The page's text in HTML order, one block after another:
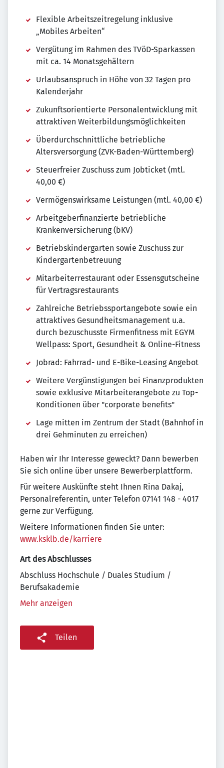
Flexible Arbeitszeitregelung inklusive
„Mobiles Arbeiten“
Vergütung im Rahmen des TVöD-Sparkassen
mit ca. 14 Monatsgehältern
Urlaubsanspruch in Höhe von 32 Tagen pro
Kalenderjahr
Zukunftsorientierte Personalentwicklung mit
attraktiven Weiterbildungsmöglichkeiten
Überdurchschnittliche betriebliche
Altersversorgung (ZVK-Baden-Württemberg)
Steuerfreier Zuschuss zum Jobticket (mtl.
40,00 €)
Vermögenswirksame Leistungen (mtl. 40,00 €)
Arbeitgeberfinanzierte betriebliche
Krankenversicherung (bKV)
Betriebskindergarten sowie Zuschuss zur
Kindergartenbetreuung
Mitarbeiterrestaurant oder Essensgutscheine
für Vertragsrestaurants
Zahlreiche Betriebssportangebote sowie ein
attraktives Gesundheitsmanagement u.a.
durch bezuschusste Firmenfitness mit EGYM
Wellpass: Sport, Gesundheit & Online-Fitness
Jobrad: Fahrrad- und E-Bike-Leasing Angebot
Weitere Vergünstigungen bei Finanzprodukten
sowie exklusive Mitarbeiterangebote zu Top-
Konditionen über "corporate benefits"
Lage mitten im Zentrum der Stadt (Bahnhof in
drei Gehminuten zu erreichen)
Haben wir Ihr Interesse geweckt? Dann bewerben
Sie sich online über unsere Bewerberplattform.
Für weitere Auskünfte steht Ihnen Rina Dakaj,
Personalreferentin, unter Telefon 07141 148 - 4017
gerne zur Verfügung.
Weitere Informationen finden Sie unter:
www.ksklb.de/karriere
Art des Abschlusses
Abschluss Hochschule / Duales Studium /
Berufsakademie
Mehr anzeigen
Teilen